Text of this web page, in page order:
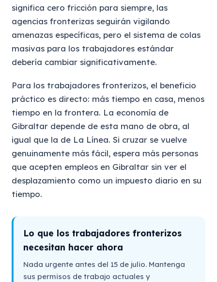
significa cero fricción para siempre, las
agencias fronterizas seguirán vigilando
amenazas específicas, pero el sistema de colas
masivas para los trabajadores estándar
debería cambiar significativamente.
Para los trabajadores fronterizos, el beneficio
práctico es directo: más tiempo en casa, menos
tiempo en la frontera. La economía de
Gibraltar depende de esta mano de obra, al
igual que la de La Línea. Si cruzar se vuelve
genuinamente más fácil, espera más personas
que acepten empleos en Gibraltar sin ver el
desplazamiento como un impuesto diario en su
tiempo.
Lo que los trabajadores fronterizos
necesitan hacer ahora
Nada urgente antes del 15 de julio. Mantenga
sus permisos de trabajo actuales y